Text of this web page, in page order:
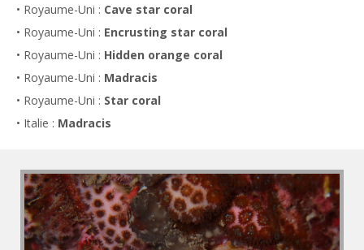
• Royaume-Uni : Cave star coral
• Royaume-Uni : Encrusting star coral
• Royaume-Uni : Hidden orange coral
• Royaume-Uni : Madracis
• Royaume-Uni : Star coral
• Italie : Madracis